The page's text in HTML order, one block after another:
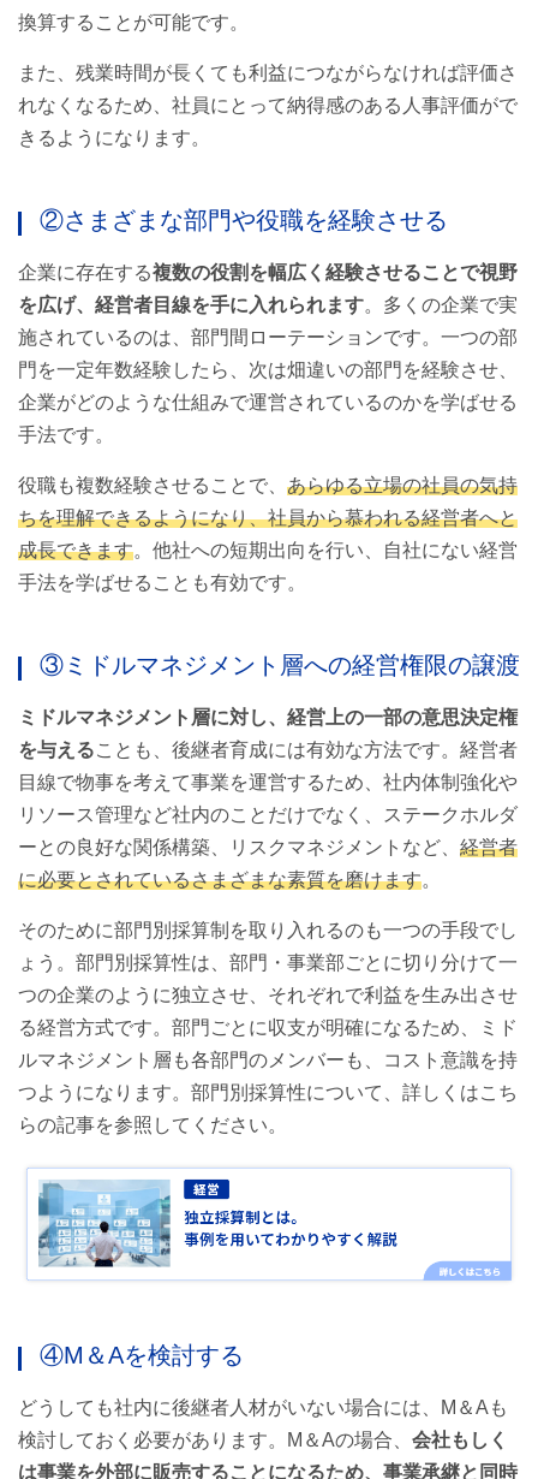
換算することが可能です。
また、残業時間が長くても利益につながらなければ評価さ
れなくなるため、社員にとって納得感のある人事評価がで
きるようになります。
②さまざまな部門や役職を経験させる
企業に存在する複数の役割を幅広く経験させることで視野
を広げ、経営者目線を手に入れられます。多くの企業で実
施されているのは、部門間ローテーションです。一つの部
門を一定年数経験したら、次は畑違いの部門を経験させ、
企業がどのような仕組みで運営されているのかを学ばせる
手法です。
役職も複数経験させることで、 あらゆる立場の社員の気持
ちを理解できるようになり、社員から慕われる経営者へと
成長できます。他社への短期出向を行い、自社にない経営
手法を学ばせることも有効です。
③ミドルマネジメント層への経営権限の譲渡
ミドルマネジメント層に対し、経営上の一部の意思決定権
を与えることも、後継者育成には有効な方法です。経営者
目線で物事を考えて事業を運営するため、社内体制強化や
リソース管理など社内のことだけでなく、ステークホルダ
ーとの良好な関係構築、リスクマネジメントなど、 経営者
に必要とされているさまざまな素質を磨けます。
そのために部門別採算制を取り入れるのも一つの手段でし
ょう。部門別採算性は、部門・事業部ごとに切り分けて一
つの企業のように独立させ、それぞれで利益を生み出させ
る経営方式です。部門ごとに収支が明確になるため、ミド
ルマネジメント層も各部門のメンバーも、コスト意識を持
つようになります。部門別採算性について、詳しくはこち
らの記事を参照してください。
④M＆Aを検討する
どうしても社内に後継者人材がいない場合には、M＆Aも
検討しておく必要があります。M＆Aの場合、 会社もしく
は事業を外部に販売することになるため、事業承継と同時